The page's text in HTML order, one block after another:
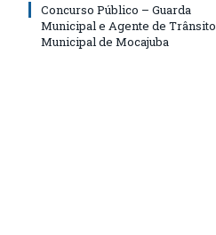
Concurso Público – Guarda
Municipal e Agente de Trânsito
Municipal de Mocajuba